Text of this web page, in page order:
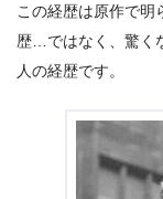
この経歴は原作で明
歴…ではなく、驚く
人の経歴です。